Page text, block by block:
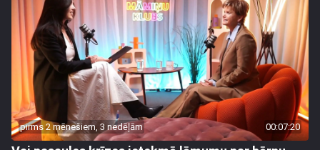
pirms 2 mēnešiem, 3 nedēļām 00:07:20